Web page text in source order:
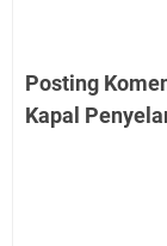
Posting
Kapal